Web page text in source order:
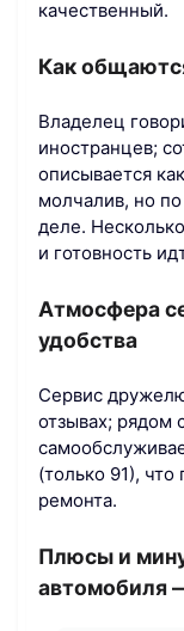
качественный.
Как
Владелец
иностранцев;
описывается
молчалив, но
деле.
и готовность
Атмосфера
удобства
Сервис
отзывах; рядом
(только 91),
ремонта.
Плюсы и
автомобиля